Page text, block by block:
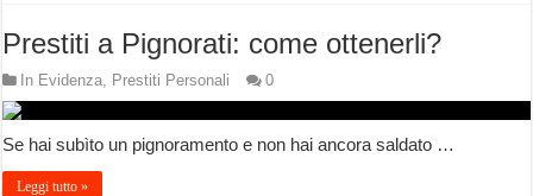
Prestiti a Pignorati: come ottenerli?
In Evidenza, Prestiti Personali 0
Se hai subìto un pignoramento e non hai ancora saldato …
Leggi tutto »